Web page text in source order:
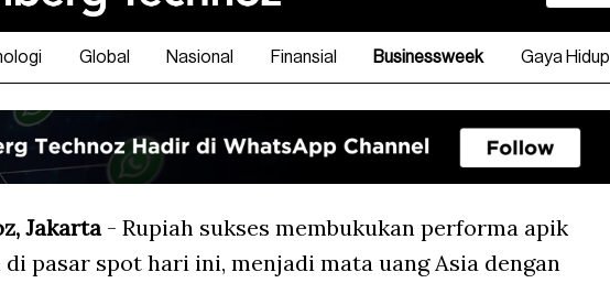
Global Nasional Finansial Businessweek Gaya Hidup
Jakarta- Rupiah sukses membukukan performa apik
di pasar spot hari ini, menjadi mata uang Asia dengan